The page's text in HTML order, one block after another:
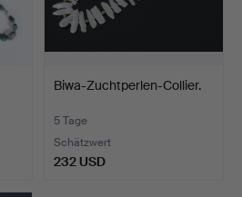
Biwa-Zuchtperlen-Collier.
5 Tage
Schätzwert
232 USD